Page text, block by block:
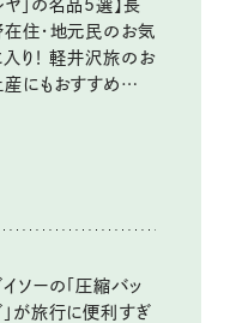
ヤ」の名品5選】長
在住・地元民のお気
入り！ 軽井沢旅のお
産にもおすすめのお
イソーの「圧縮バッ
」が旅行に便利すぎ